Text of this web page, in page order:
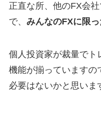
正直な所、他のFX会
で、 みんなのFXに限っ
個人投資家が裁量でト
機能が揃っていますの
必要はないかと思いま